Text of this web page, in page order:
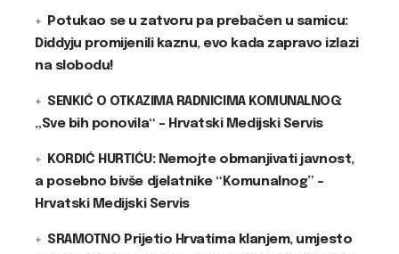
Potukao se u zatvoru pa prebačen u samicu:
Diddyju promijenili kaznu, evo kada zapravo izlazi
na slobodu!
SENKIĆ O OTKAZIMA RADNICIMA KOMUNALNOG:
„Sve bih ponovila“ – Hrvatski Medijski Servis
KORDIĆ HURTIĆU: Nemojte obmanjivati javnost,
a posebno bivše djelatnike “Komunalnog” –
Hrvatski Medijski Servis
SRAMOTNO Prijetio Hrvatima klanjem, umjesto